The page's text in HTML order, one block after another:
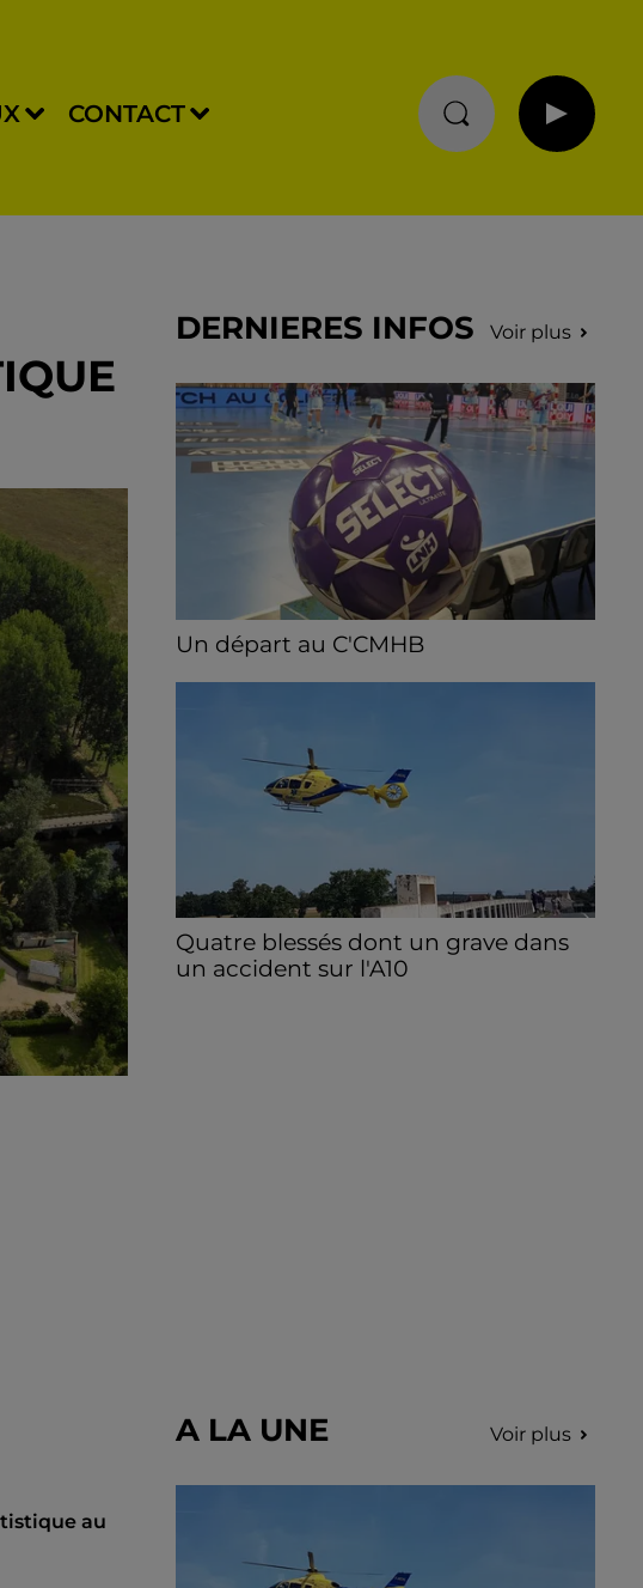
CONTACT
au
DERNIERES INFOS Voir plus
Un départ au C'CMHB
Quatre blessés dont un grave dans
un accident sur l'A10
A LA UNE Voir plus